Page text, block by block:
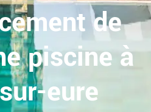
de
piscine à
eure